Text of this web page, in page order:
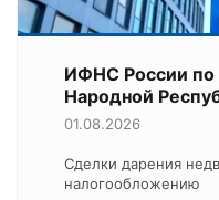
ИФНС России по
Народной
01.08.2026
Сделки дарения
налогообложению